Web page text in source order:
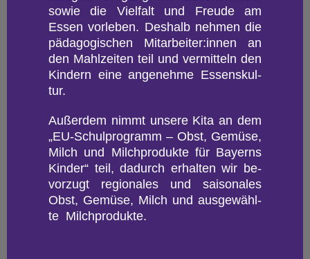
sowie die Viel­falt und Freu­de am
Essen vor­le­ben. Des­halb neh­men die
päd­ago­gi­schen Mit­ar­bei­ter:innen an
den Mahl­zei­ten teil und ver­mit­teln den
Kin­dern eine an­ge­neh­me Es­sens­kul­
tur.
Au­ßer­dem nimmt un­se­re Kita an dem
„EU-Schul­pro­gramm – Obst, Ge­mü­se,
Milch und Milch­pro­duk­te für Bay­erns
Kin­der“ teil, da­durch er­hal­ten wir be­
vor­zugt re­gio­na­les und sai­so­na­les
Obst, Ge­mü­se, Milch und aus­ge­wähl­
te Milch­pro­duk­te.